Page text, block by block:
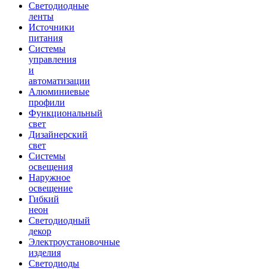
Светодиодные
ленты
Источники
питания
Системы
управления
и
автоматизации
Алюминиевые
профили
Функциональный
свет
Дизайнерский
свет
Системы
освещения
Наружное
освещение
Гибкий
неон
Светодиодный
декор
Электроустановочные
изделия
Светодиоды